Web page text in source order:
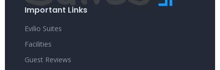
Important Links
Evilio Suites
Facilities
Guest Reviews